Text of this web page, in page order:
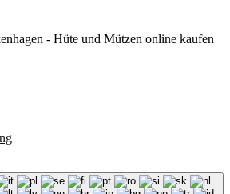
- Hüte und Mützen online kaufen